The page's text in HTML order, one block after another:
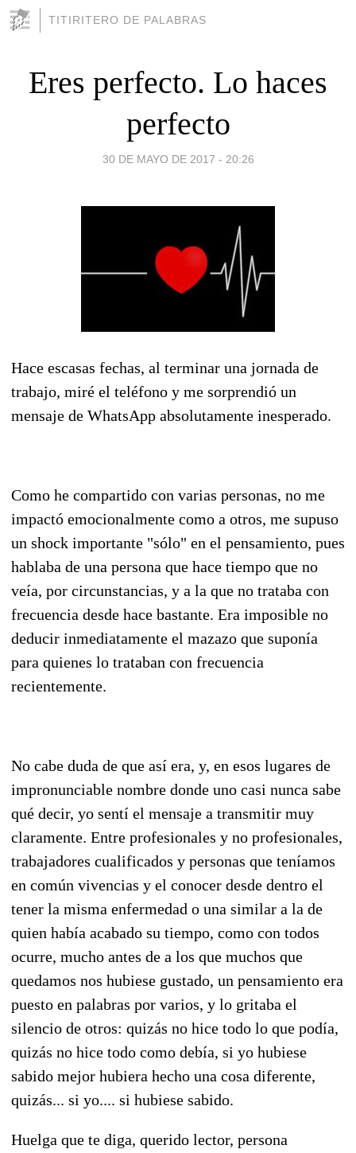
TITIRITERO DE PALABRAS
Eres perfecto. Lo haces
perfecto
30 DE MAYO DE 2017 - 20:26
Hace escasas fechas, al terminar una jornada de
trabajo, miré el teléfono y me sorprendió un
mensaje de WhatsApp absolutamente inesperado.
Como he compartido con varias personas, no me
impactó emocionalmente como a otros, me supuso
un shock importante "sólo" en el pensamiento, pues
hablaba de una persona que hace tiempo que no
veía, por circunstancias, y a la que no trataba con
frecuencia desde hace bastante. Era imposible no
deducir inmediatamente el mazazo que suponía
para quienes lo trataban con frecuencia
recientemente.
No cabe duda de que así era, y, en esos lugares de
impronunciable nombre donde uno casi nunca sabe
qué decir, yo sentí el mensaje a transmitir muy
claramente. Entre profesionales y no profesionales,
trabajadores cualificados y personas que teníamos
en común vivencias y el conocer desde dentro el
tener la misma enfermedad o una similar a la de
quien había acabado su tiempo, como con todos
ocurre, mucho antes de a los que muchos que
quedamos nos hubiese gustado, un pensamiento era
puesto en palabras por varios, y lo gritaba el
silencio de otros: quizás no hice todo lo que podía,
quizás no hice todo como debía, si yo hubiese
sabido mejor hubiera hecho una cosa diferente,
quizás... si yo.... si hubiese sabido.
Huelga que te diga, querido lector, persona